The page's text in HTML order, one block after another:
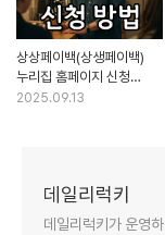
상상페이백(상생페이백)
누리집 홈페이지 신청
방법부터 사용처 조회까지
2025.09.13
데일리럭키
데일리럭키가 운영